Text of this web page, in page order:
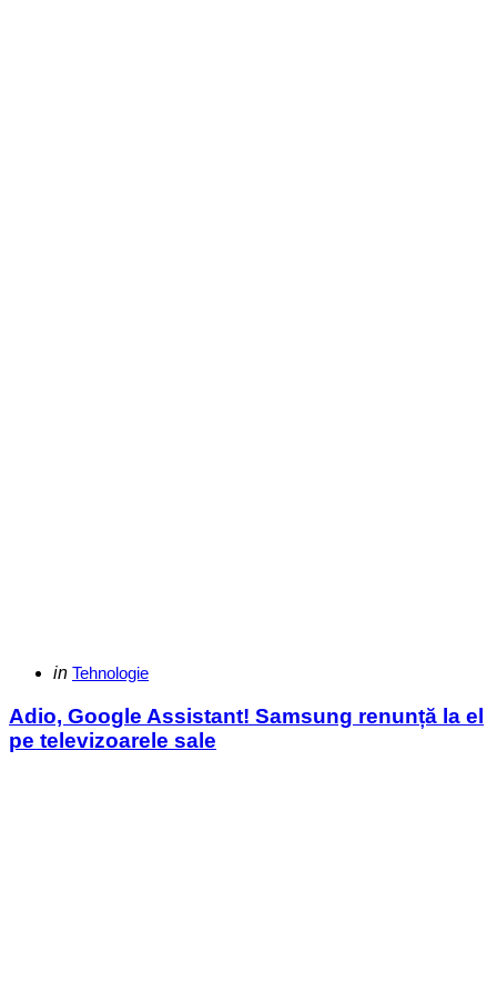
Categories
Posted
in Tehnologie
Adio, Google Assistant! Samsung renunță la el
pe televizoarele sale